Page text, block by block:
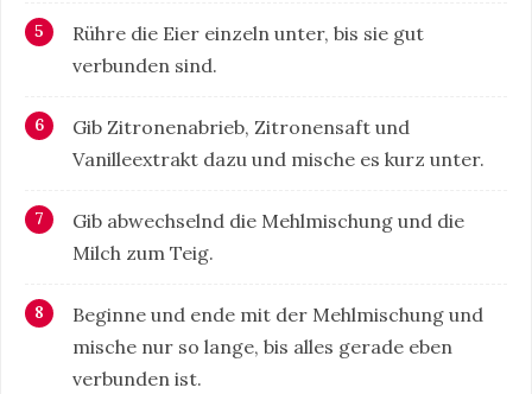
Rühre die Eier einzeln unter, bis sie gut
verbunden sind.
Gib Zitronenabrieb, Zitronensaft und
Vanilleextrakt dazu und mische es kurz unter.
Gib abwechselnd die Mehlmischung und die
Milch zum Teig.
Beginne und ende mit der Mehlmischung und
mische nur so lange, bis alles gerade eben
verbunden ist.